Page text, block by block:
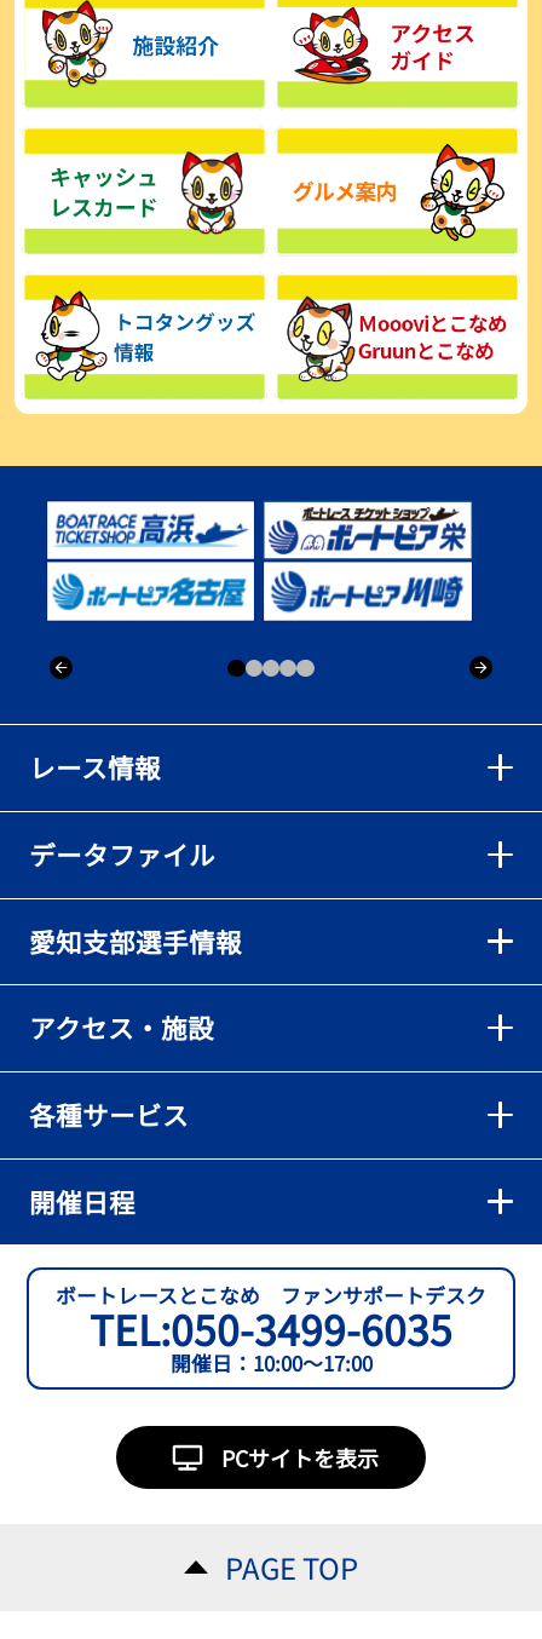
【とこなめボート】広瀬凜は準優で見つかった課題の克服へ「結果
的に１着を取れればいい」
2026年08月03日
【とこなめボート】西丸敦基が未勝利では終われない「最終日頑張
る」
2026年08月03日
【とこなめボート ルーキーシリーズ】広瀬凜 6位で予選突破「勝負
2026年08月02日
【とこなめボート 日野未来コラム とこなめミライ予想図】トコタン
お誕生日おめでとう！
2026年08月02日
んでもらったし、恩返しをしたいです」～とこなめルーキーＳ
【常滑ボート・ルーキーＳ】荒木颯斗 予選９位でセミファイナル進
出「そろそろ優勝したい」
2026年08月02日
回りは良くなった」／常滑 - 日刊スポーツ
【ボートレース】島川海輝が逃げ切って準優勝負駆け成功、準優は
伸び意識の調整で／常滑 - 日刊スポーツ
【ボートレース】地元の荒木颯斗が有言実行の予選突破「そろそろ
2026年08月02日
【とこなめボート】出足抜群の篠原晟弥だが「叩き変える可能性も
ある」と思案顔
【とこなめボート】準優６枠の西川拓利は「チルトを跳ねる可能性
もあります」
2026年08月02日
【とこなめボート ルーキーシリーズ第15戦】石渡翔一郎 内枠狙うぞ
「足は厳しかったけど、４日目につながって良かった」～とこなめ
2026年08月01日
レース情報
データファイル
愛知支部選手情報
アクセス・施設
各種サービス
開催日程
ボートレースとこなめ ファンサポートデスク
TEL:050-3499-6035
開催日：10:00～17:00
PCサイトを表示
PAGE TOP